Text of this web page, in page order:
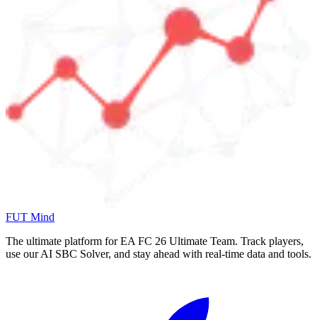
FUT Mind
The ultimate platform for EA FC 26 Ultimate Team. Track players,
use our AI SBC Solver, and stay ahead with real-time data and tools.